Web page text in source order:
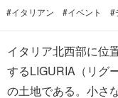
#イタリアン #イベント #
イタリア北西部に位
するLIGURIA（リグ
の土地である。小さ